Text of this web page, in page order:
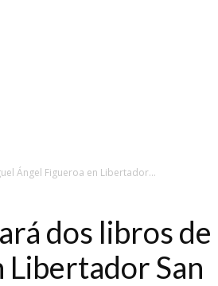
Ángel Figueroa en Libertador...
dos libros de
Libertador San